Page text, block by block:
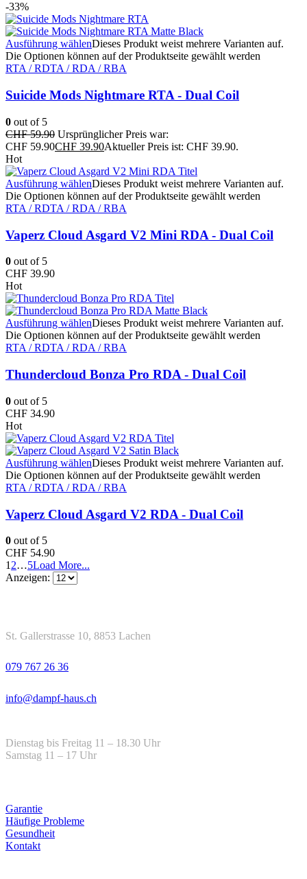
-33%
Ausführung wählenDieses Produkt weist mehrere Varianten auf.
Die Optionen können auf der Produktseite gewählt werden
RTA / RDTA / RDA / RBA
Suicide Mods Nightmare RTA - Dual Coil
0 out of 5
CHF59.90 Ursprünglicher Preis war:
CHF 59.90CHF 39.90Aktueller Preis ist: CHF 39.90.
Hot
Ausführung wählenDieses Produkt weist mehrere Varianten auf.
Die Optionen können auf der Produktseite gewählt werden
RTA / RDTA / RDA / RBA
Vaperz Cloud Asgard V2 Mini RDA - Dual Coil
0 out of 5
CHF 39.90
Hot
Ausführung wählenDieses Produkt weist mehrere Varianten auf.
Die Optionen können auf der Produktseite gewählt werden
RTA / RDTA / RDA / RBA
Thundercloud Bonza Pro RDA - Dual Coil
0 out of 5
CHF 34.90
Hot
Ausführung wählenDieses Produkt weist mehrere Varianten auf.
Die Optionen können auf der Produktseite gewählt werden
RTA / RDTA / RDA / RBA
Vaperz Cloud Asgard V2 RDA - Dual Coil
0 out of 5
CHF 54.90
1 2…5Load More...
Anzeigen:
St. Gallerstrasse 10, 8853 Lachen
079 767 26 36
info@dampf-haus.ch
Dienstag bis Freitag 11 – 18.30 Uhr
Samstag 11 – 17 Uhr
Garantie
Häufige Probleme
Gesundheit
Kontakt